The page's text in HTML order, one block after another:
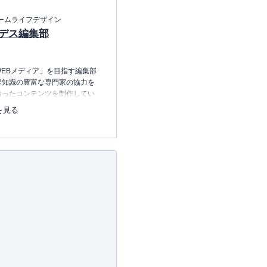
ムライフデザイン
ス編集部
メディア」を目指す編集部
識の豊富な専門家の協力を
たコンテンツを制作してい
に、読者の「まよい」を解
ンテンツを制作中です。
コレの選び方BOOK
見る